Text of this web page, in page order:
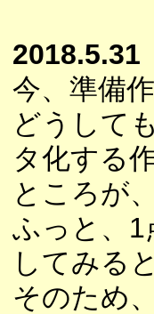
2018.5.31
今、準備
どうして
タ化する
ところが
ふっと、1
してみる
そのため